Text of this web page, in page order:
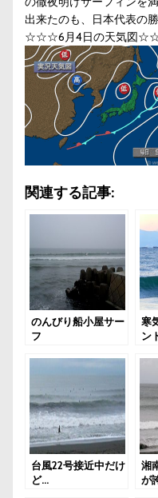
出来たのも、日本代表の
☆☆☆6月4日の天気図
関連する記事:
のんびり船小屋サー
フ
寒
ン
台風22号接近中だけ
ど…
湘
が